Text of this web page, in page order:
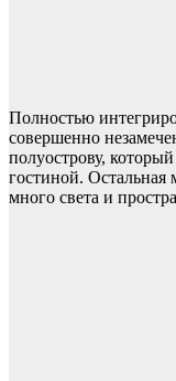
Полностью
совершенно
полуострову,
гостиной. Остальная
много света и